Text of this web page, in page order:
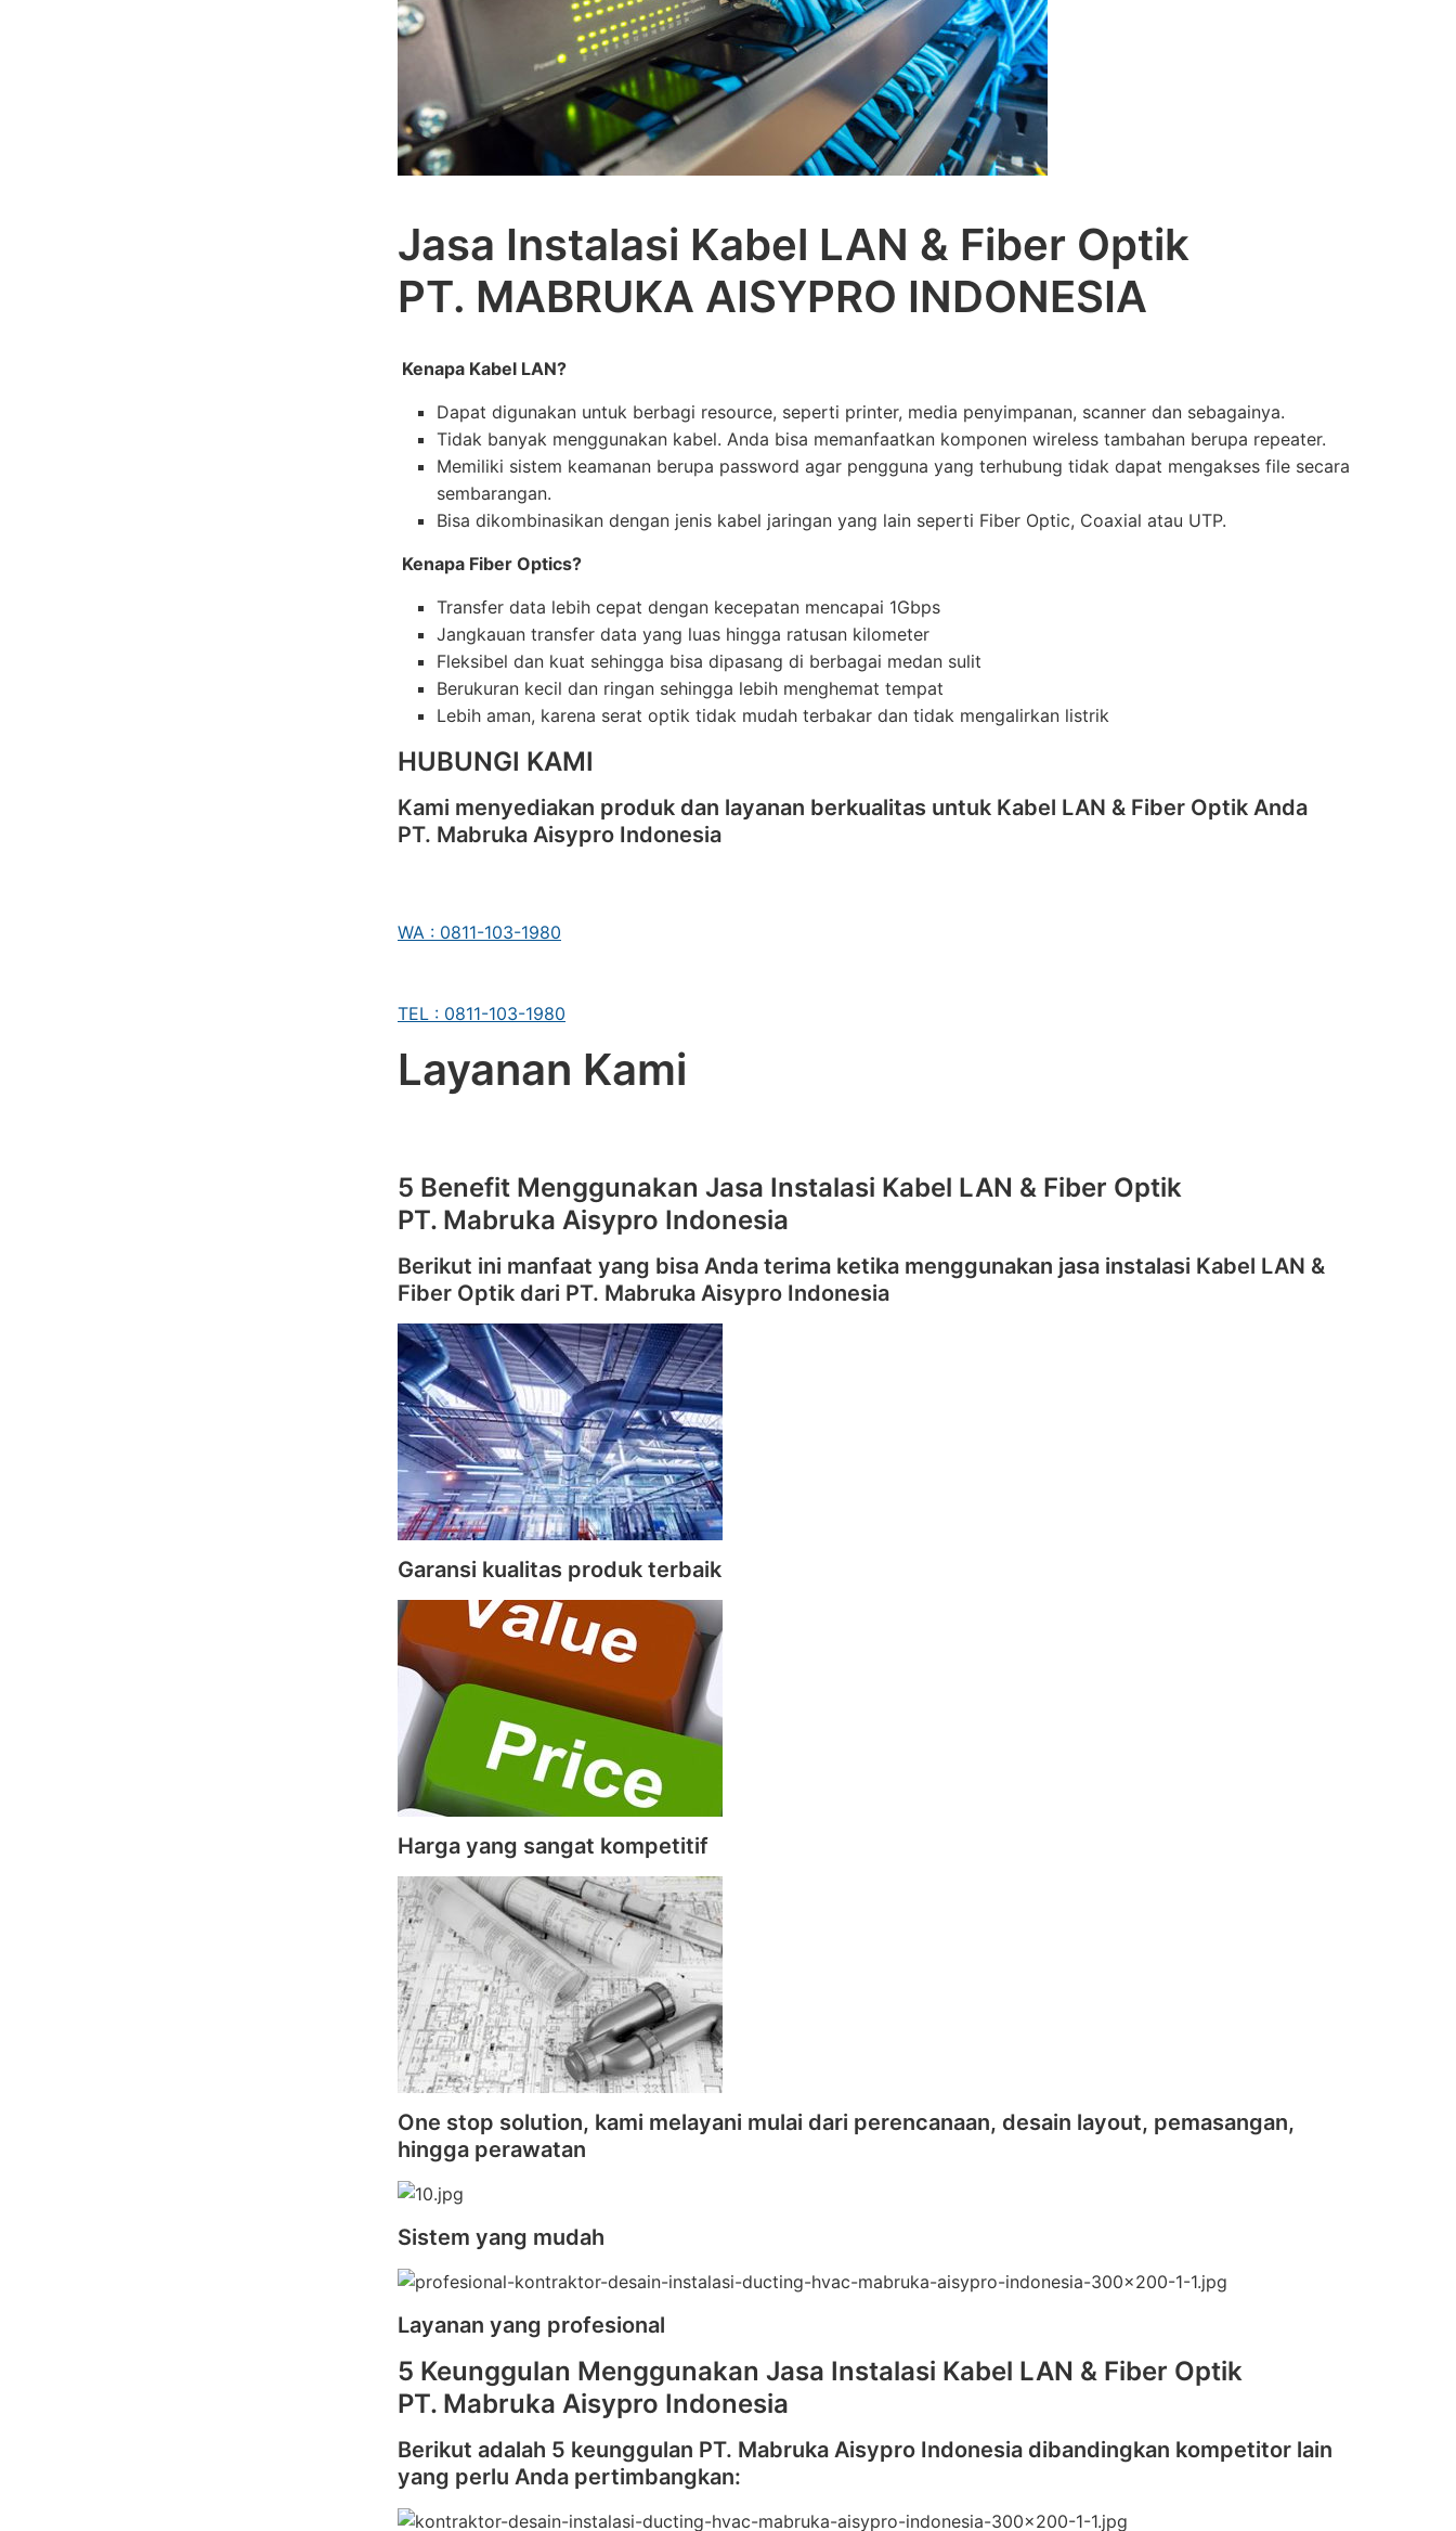
Jasa Instalasi Kabel LAN & Fiber Optik
PT. MABRUKA AISYPRO INDONESIA
Kenapa Kabel LAN?
Dapat digunakan untuk berbagi resource, seperti printer, media penyimpanan, scanner dan sebagainya.
Tidak banyak menggunakan kabel. Anda bisa memanfaatkan komponen wireless tambahan berupa repeater.
Memiliki sistem keamanan berupa password agar pengguna yang terhubung tidak dapat mengakses file secara
sembarangan.
Bisa dikombinasikan dengan jenis kabel jaringan yang lain seperti Fiber Optic, Coaxial atau UTP.
Kenapa Fiber Optics?
Transfer data lebih cepat dengan kecepatan mencapai 1Gbps
Jangkauan transfer data yang luas hingga ratusan kilometer
Fleksibel dan kuat sehingga bisa dipasang di berbagai medan sulit
Berukuran kecil dan ringan sehingga lebih menghemat tempat
Lebih aman, karena serat optik tidak mudah terbakar dan tidak mengalirkan listrik
HUBUNGI KAMI
Kami menyediakan produk dan layanan berkualitas untuk Kabel LAN & Fiber Optik Anda
PT. Mabruka Aisypro Indonesia
WA : 0811-103-1980
TEL : 0811-103-1980
Layanan Kami
5 Benefit Menggunakan Jasa Instalasi Kabel LAN & Fiber Optik
PT. Mabruka Aisypro Indonesia
Berikut ini manfaat yang bisa Anda terima ketika menggunakan jasa instalasi Kabel LAN &
Fiber Optik dari PT. Mabruka Aisypro Indonesia
Garansi kualitas produk terbaik
Harga yang sangat kompetitif
One stop solution, kami melayani mulai dari perencanaan, desain layout, pemasangan,
hingga perawatan
Sistem yang mudah
Layanan yang profesional
5 Keunggulan Menggunakan Jasa Instalasi Kabel LAN & Fiber Optik
PT. Mabruka Aisypro Indonesia
Berikut adalah 5 keunggulan PT. Mabruka Aisypro Indonesia dibandingkan kompetitor lain
yang perlu Anda pertimbangkan: